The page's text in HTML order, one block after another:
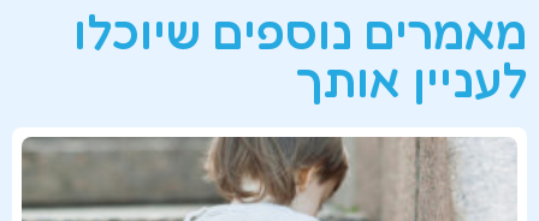
מאמרים נוספים שיוכלו
לעניין אותך